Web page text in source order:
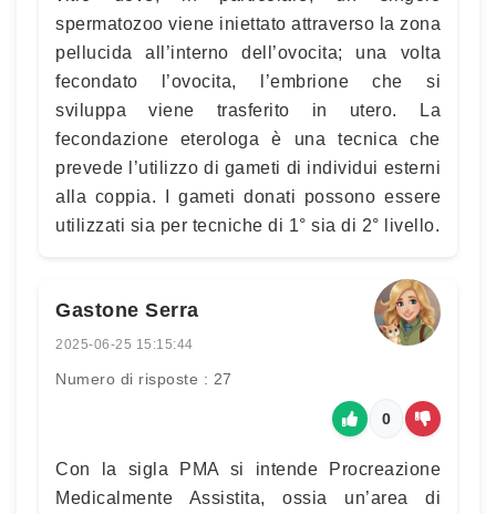
spermatozoo viene iniettato attraverso la zona
pellucida all’interno dell’ovocita; una volta
fecondato l’ovocita, l’embrione che si
sviluppa viene trasferito in utero. La
fecondazione eterologa è una tecnica che
prevede l’utilizzo di gameti di individui esterni
alla coppia. I gameti donati possono essere
utilizzati sia per tecniche di 1° sia di 2° livello.
Gastone Serra
2025-06-25 15:15:44
Numero di risposte : 27
0
Con la sigla PMA si intende Procreazione
Medicalmente Assistita, ossia un’area di